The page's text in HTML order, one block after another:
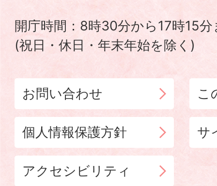
TOWN
開庁時間：8時30分から17時15分
(祝日・休日・年末年始を除く)
お問い合わせ こ
個人情報保護方針 サ
アクセシビリティ